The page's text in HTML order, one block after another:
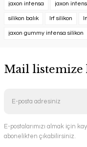
jaxon intensa
jaxon
silikon balık lrf silikon
jaxon gummy intensa silikon
Mail listemize
E-postalarımızı almak için
abonelikten çıkabilirsiniz.